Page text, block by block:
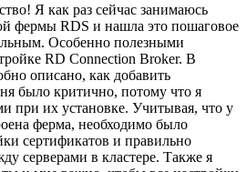
Я как раз сейчас занимаюсь
фермы RDS и нашла это пошаговое
Особенно полезными
RD Connection Broker. В
описано, как добавить
было критично, потому что я
при их установке. Учитывая, что у
ферма, необходимо было
сертификатов и правильно
серверами в кластере. Также я